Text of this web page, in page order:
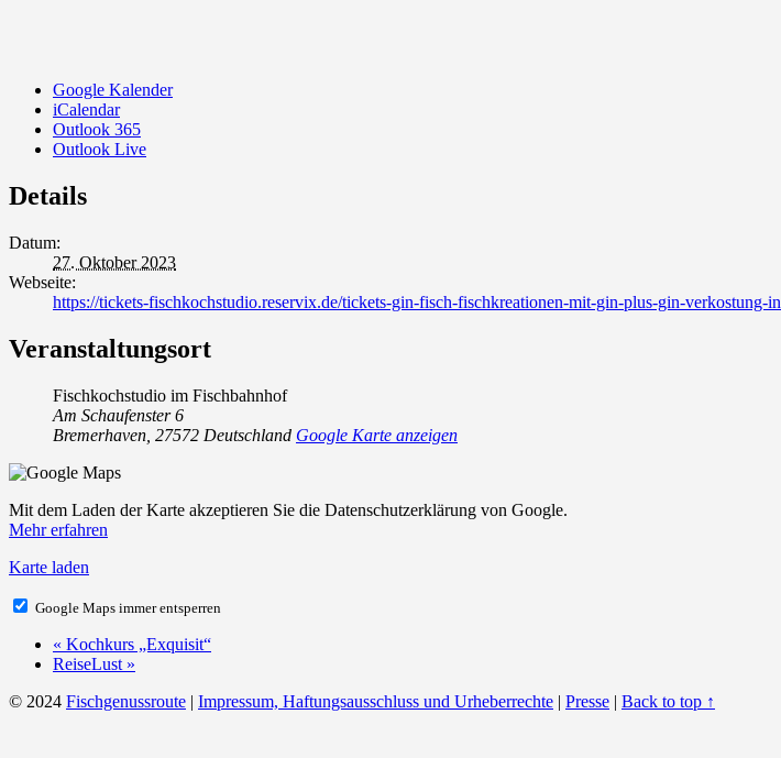
Google Kalender
iCalendar
Outlook 365
Outlook Live
Details
Datum:
27. Oktober 2023
Webseite:
https://tickets-fischkochstudio.reservix.de/tickets-gin-fisch-fischkreationen-mit-gin-plus-gin-
Veranstaltungsort
Fischkochstudio im Fischbahnhof
Am Schaufenster 6
Bremerhaven 27572 Deutschland Google Karte anzeigen
Mit dem Laden der Karte akzeptieren Sie die Datenschutzerklärung von Google.
Mehr erfahren
Karte laden
Google Maps immer entsperren
« Kochkurs „Exquisit“
ReiseLust »
© 2024 Fischgenussroute | Impressum, Haftungsausschluss und Urheberrechte | Presse | Back to top ↑